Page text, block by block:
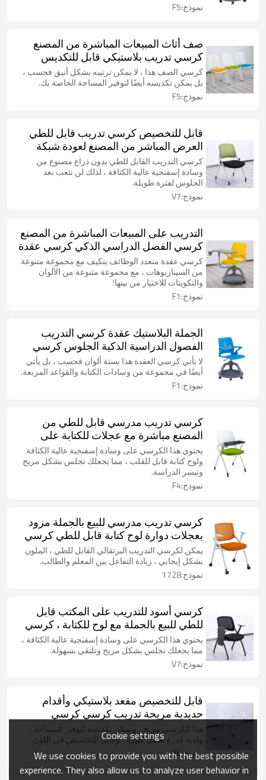
نموذج:F5
صف أثاث المبيعات المباشرة من المصنع
كرسي تدريب بلاستيكي قابل للتكديس
لمدرسة غرفة اجتماعات مكتب المؤتمر
كرسي الصف هذا ، لا يمكن ترتيبه بشكل أنيق فحسب ،
بل يمكن تكديسه أيضًا لتوفير المساحة الخاصة بك.
نموذج:F5
قابل للتخصيص كرسي تدريب قابل للطي
العرض المباشر من المصنع لعودة شبكة
غرفة التدريب والمؤتمرات في الفصول
الدراسية
كرسي التدريب القابل للطي بدون ذراع مصنوع من
وسادة إسفنجية عالية الكثافة ، لذلك لن تتعب بعد
الجلوس لفترة طويلة.
نموذج:V7
التدريب على المبيعات المباشرة من المصنع
كرسي الفصل الدراسي الذكي كرسي عقدة
المدرسة البلاستيكية مع لوح كتابة قابل
للطي
كرسي عقدة متعدد الوظائف يتكيف مع مجموعة متنوعة
من السيناريوهات ، مع مجموعة متنوعة من الألوان
والتكوينات للاختيار من بينها!
نموذج:F1
الجملة البلاستيك عقدة كرسي التدريب
الفصول الدراسية الذكية الجلوس كرسي
كرسي ذراع الكمبيوتر اللوحي المحمول مع
عجلة عجلة لطلاب المدرسة
لا يأتي كرسي العقدة هذا بستة ألوان فحسب ، بل يأتي
أيضًا في مجموعة من وسادات الكتابة والقواعد المربعة.
نموذج:F1
كرسي تدريب مدرسي قابل للطي من
المصنع مباشرة مع عجلات للكتابة على
شكل قرص مضغوط من البلاستيك
لمؤتمرات طلاب الفصل الدراسي
يحتوي هذا الكرسي على وسادة إسفنجية عالية الكثافة
ولوح كتابة قابل للقلب ، مما يجعلك تجلس بشكل مريح
وتيسر الدراسة.
نموذج:F4
كرسي تدريب مدرسي للبيع بالجملة مزود
بعجلات دوارة لوح كتابة قابل للطي كرسي
التراص في الفصل الدراسي للطلاب
يمكن لكرسي التدريب البرتقالي القابل للطي ، الملون
بشكل إيجابي ، زيادة التفاعل بين المعلم والطالب.
نموذج:1728
كرسي أسود للتدريب على المكتب قابل
للطي للبيع بالجملة مع لوح للكتابة ، كرسي
بذراع للضيف ، يتراكم في غرفة انتظار
اجتماعات المؤتمر
يحتوي هذا الكرسي على وسادة إسفنجية عالية الكثافة ،
مما يجعلك تجلس بشكل مريح وتلتقي بسهولة.
نموذج:V7
قابل للتخصيص مقعد بلاستيكي وأقدام
حديدية مريحة تدريب كرسي كرسي
المدرسة كرسي غرفة الاجتماعات
للمؤتمرات أو الفصول الدراسية بالمدرسة
هذا الكرسي مريح ، ويمكن تكديسه لتوفير المساحة ،
ولديه قدرة تحمل كبيرة ، وقابل للتخصيص في اللون.
نموذج:V6
Cookie settings
We use cookies to provide you with the best possible
experience. They also allow us to analyze user behavior in